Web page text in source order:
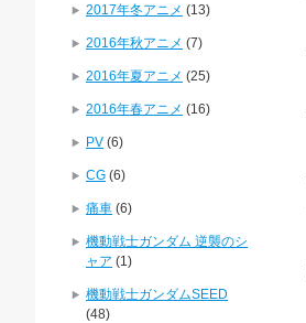
2017年冬アニメ (13)
2016年秋アニメ (7)
2016年夏アニメ (25)
2016年春アニメ (16)
PV (6)
CG (6)
痛車 (6)
機動戦士ガンダム 逆襲のシ
ャア (1)
機動戦士ガンダムSEED
(48)